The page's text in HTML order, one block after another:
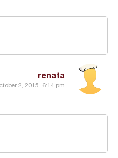
renata
2, 2015, 6:14 pm